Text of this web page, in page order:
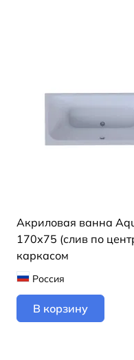
Акриловая ванна
170х75 (слив по
каркасом
Россия
В корзину